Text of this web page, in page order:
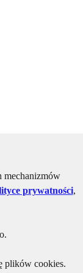
mechanizmów
prywatności,
plików cookies.